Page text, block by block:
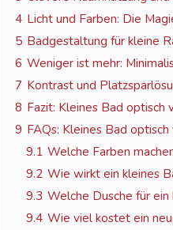
4 Licht und Farben: Die
5 Badgestaltung für kleine
6 Weniger ist mehr:
7 Kontrast und
8 Fazit: Kleines Bad optisch
9 FAQs: Kleines Bad
9.1 Welche Farben
9.2 Wie wirkt ein kleines
9.3 Welche Dusche für ein
9.4 Wie viel kostet ein